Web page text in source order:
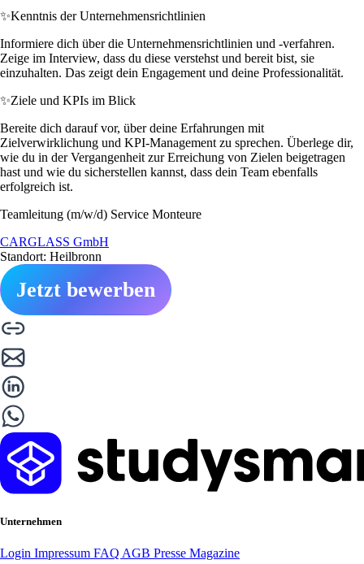
✨Kenntnis der Unternehmensrichtlinien
Informiere dich über die Unternehmensrichtlinien und -verfahren.
Zeige im Interview, dass du diese verstehst und bereit bist, sie
einzuhalten. Das zeigt dein Engagement und deine Professionalität.
✨Ziele und KPIs im Blick
Bereite dich darauf vor, über deine Erfahrungen mit
Zielverwirklichung und KPI-Management zu sprechen. Überlege dir,
wie du in der Vergangenheit zur Erreichung von Zielen beigetragen
hast und wie du sicherstellen kannst, dass dein Team ebenfalls
erfolgreich ist.
Teamleitung (m/w/d) Service Monteure
CARGLASS GmbH
Standort: Heilbronn
Jetzt bewerben
Unternehmen
Login Impressum FAQ AGB Presse Magazine